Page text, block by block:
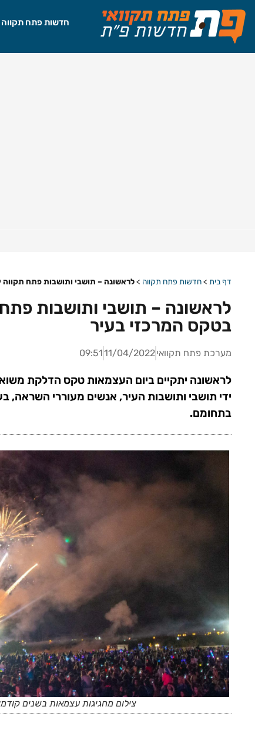
חדשות פתח תקווה
דף בית >חדשות פתח תקווה >לראשונה – תושבי ותושבות פתח תקווה
לראשונה – תושבי ותושבות
בטקס המרכזי בעיר
מערכת פתח תקוואי11/04/2022
09:51
לראשונה יתקיים ביום העצמאות טקס הדלקת
ידי תושבי ותושבות העיר, אנשים מעוררי השראה,
בתחומם.
צילום מחגיגות עצמאות בשנים